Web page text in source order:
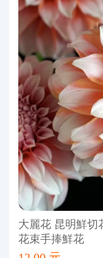
大麗花 昆明鮮切
花束手捧鮮花